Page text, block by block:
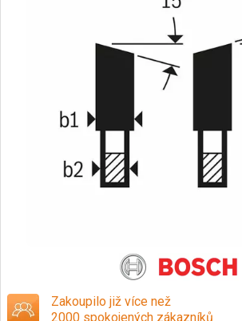
Zakoupilo již více než
2000 spokojených zákazníků